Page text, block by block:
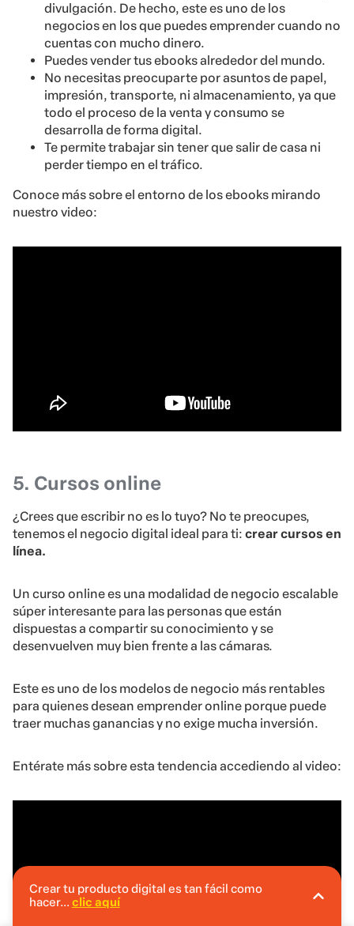
divulgación. De hecho, este es uno de los
negocios en los que puedes emprender cuando no
cuentas con mucho dinero.
Puedes vender tus ebooks alrededor del mundo.
No necesitas preocuparte por asuntos de papel,
impresión, transporte, ni almacenamiento, ya que
todo el proceso de la venta y consumo se
desarrolla de forma digital.
Te permite trabajar sin tener que salir de casa ni
perder tiempo en el tráfico.
Conoce más sobre el entorno de los ebooks mirando
nuestro video:
5. Cursos online
¿Crees que escribir no es lo tuyo? No te preocupes,
tenemos el negocio digital ideal para ti: crear cursos en
línea.
Un curso online es una modalidad de negocio escalable
súper interesante para las personas que están
dispuestas a compartir su conocimiento y se
desenvuelven muy bien frente a las cámaras.
Este es uno de los modelos de negocio más rentables
para quienes desean emprender online porque puede
traer muchas ganancias y no exige mucha inversión.
Entérate más sobre esta tendencia accediendo al video:
En Hotmart puedes crear tu producto digital
Crear tu producto digital es tan fácil como
hacer... clic aquí